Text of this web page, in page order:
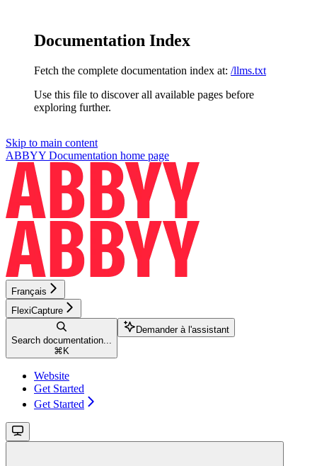
Documentation Index
Fetch the complete documentation index at: /llms.txt
Use this file to discover all available pages before
exploring further.
Skip to main content
ABBYY Documentation home page
Français
FlexiCapture
Search documentation...
⌘ K
Demander à l'assistant
Website
Get Started
Get Started